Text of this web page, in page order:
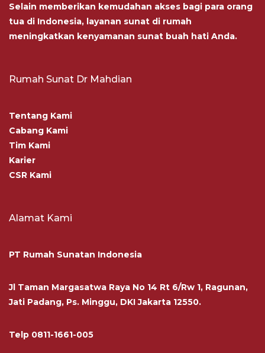
Selain memberikan kemudahan akses bagi para orang
tua di Indonesia, layanan sunat di rumah
meningkatkan kenyamanan sunat buah hati Anda.
Rumah Sunat Dr Mahdian
Tentang Kami
Cabang Kami
Tim Kami
Karier
CSR Kami
Alamat Kami
PT Rumah Sunatan Indonesia
Jl Taman Margasatwa Raya No 14 Rt 6/Rw 1, Ragunan,
Jati Padang, Ps. Minggu, DKI Jakarta 12550.
Telp 0811-1661-005